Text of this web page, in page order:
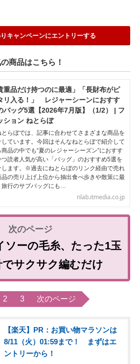
キャンペーンにエントリーする
商品はこちら！
重品だけ持つのに最適」「長財布がピ
リ入る！」 レジャーシーンにおすす
バッグ5選【2026年7月版】（1/2） | フ
ション ねとらぼ
らぼでは、記事に合わせてさまざまな商品を
しています。今回はそんなねとらぼで紹介して
商品の中でも“夏のレジャーシーズン”におすす
つ読者人気が高い「バッグ」のおすすめ5選を
します。※過去にねとらぼのリンク経由で売れ
品の売り上げ上位から抽出食べ歩きや散策に最
旅行のサブバッグにも…
nlab.itmedia.co.jp
ソーの毛糸、たった1玉
サクサク編むだけ
2 3 次のページ
【楽天】PR：お買い物マラソンは
8/11（火）01:59まで！ まずはエ
ントリーから！